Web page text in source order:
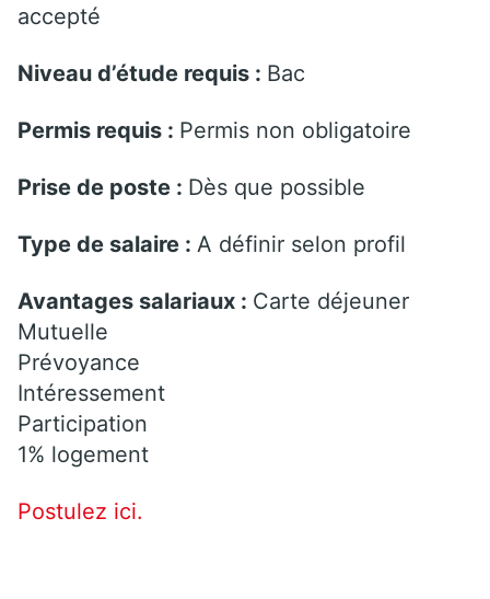
accepté
Niveau d’étude requis : Bac
Permis requis : Permis non obligatoire
Prise de poste : Dès que possible
Type de salaire : A définir selon profil
Avantages salariaux : Carte déjeuner
Mutuelle
Prévoyance
Intéressement
Participation
1% logement
Postulez ici.